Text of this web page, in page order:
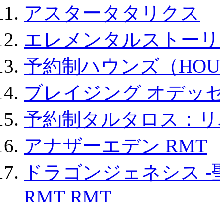
アスタータタリクス
エレメンタルストー
予約制ハウンズ（
ブレイジング オデッ
予約制タルタロス：
アナザーエデン RMT
ドラゴンジェネシス
RMT RMT